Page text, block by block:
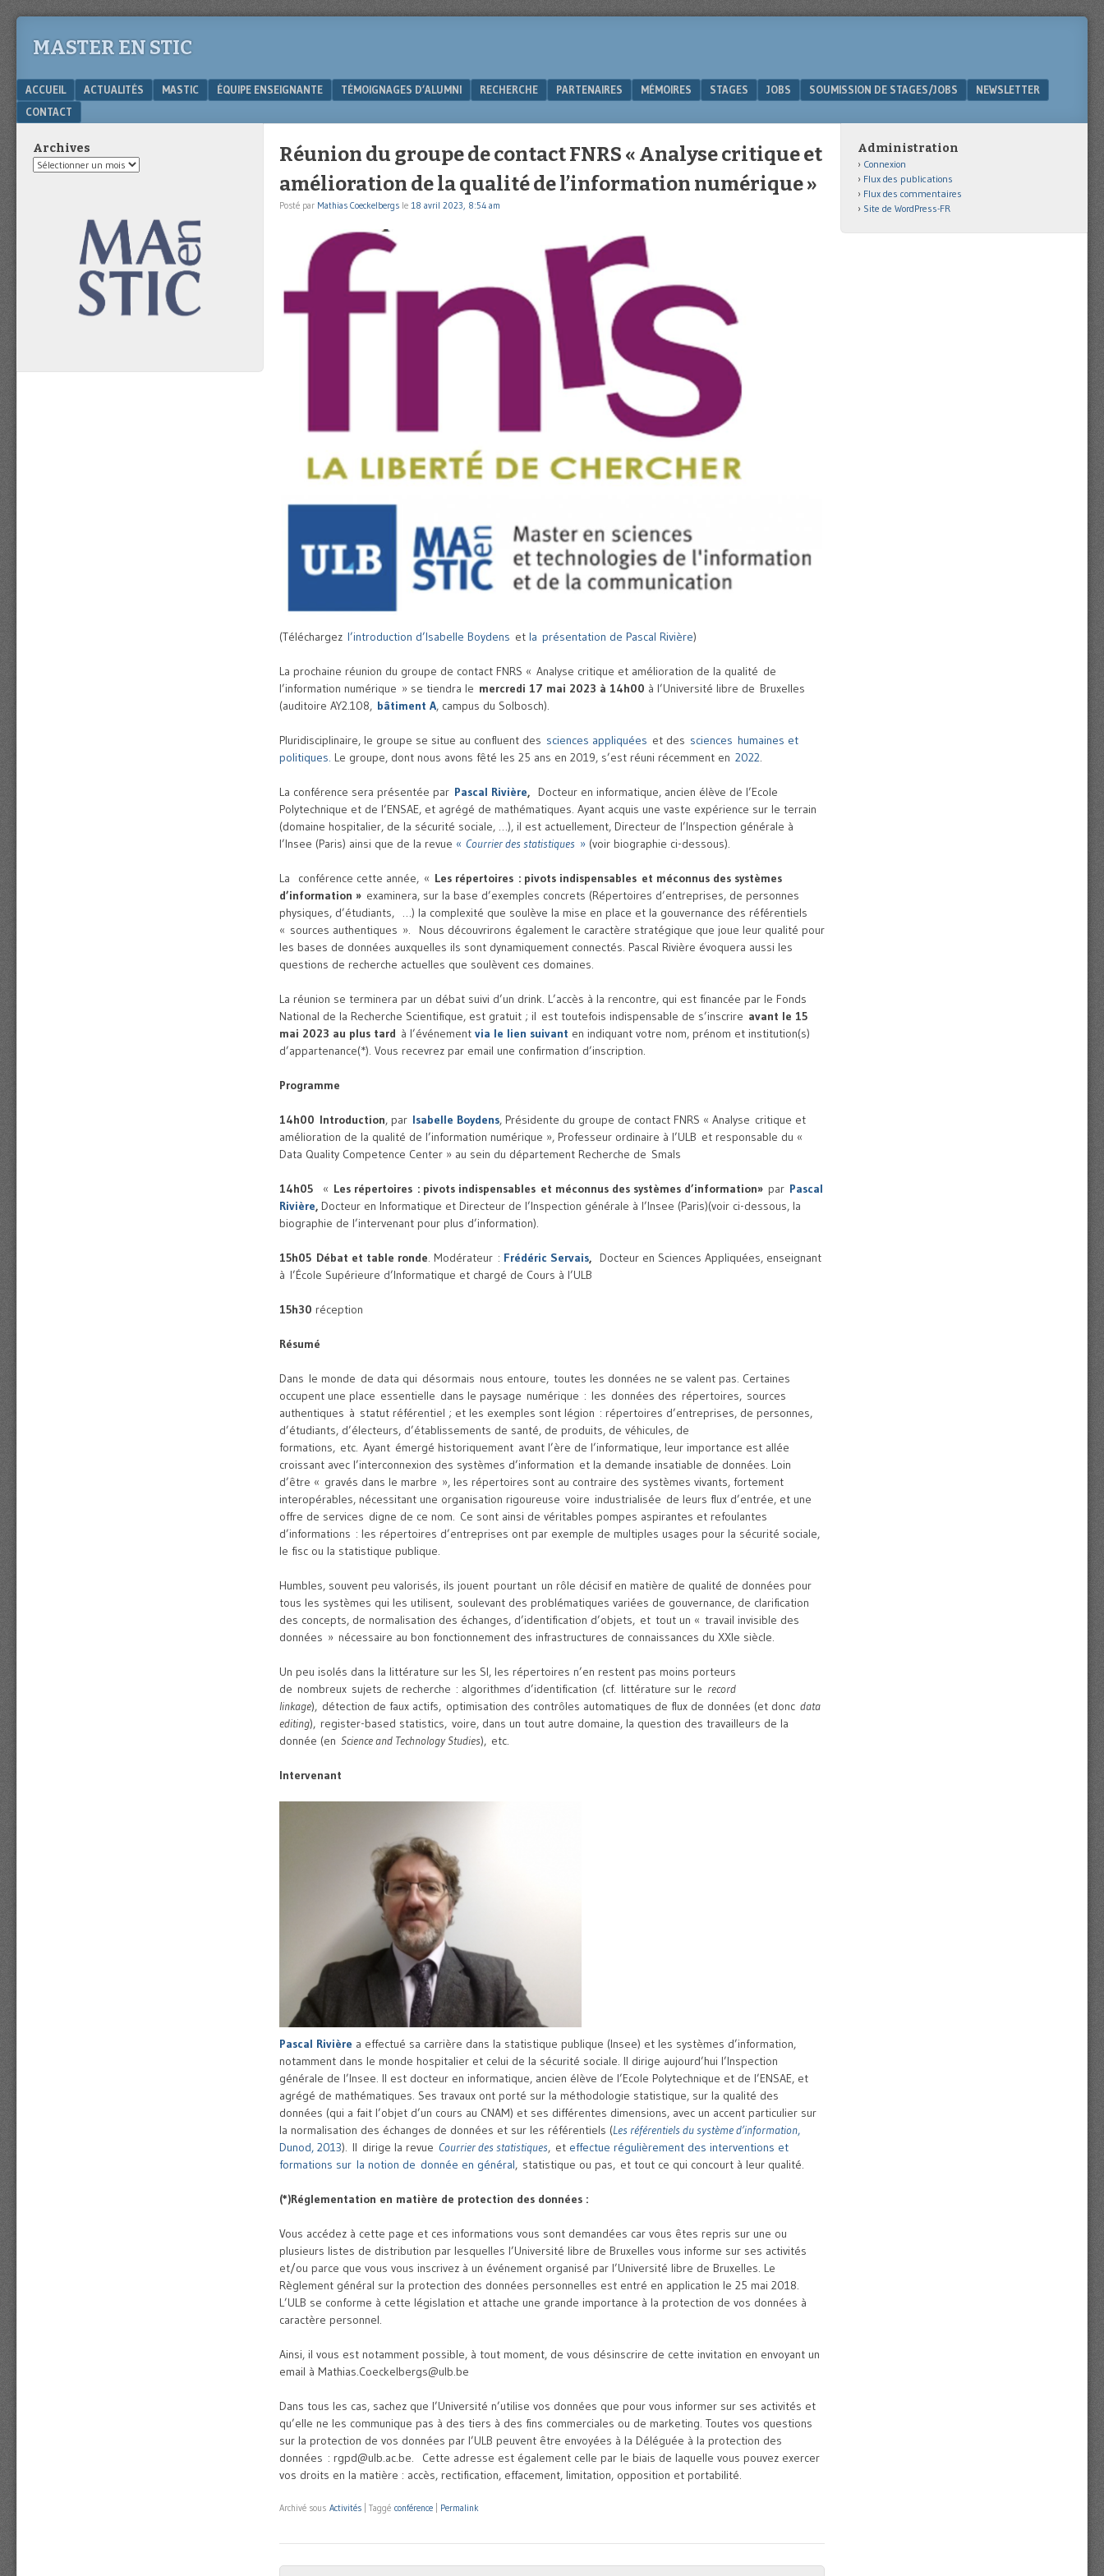
MASTER EN STIC
Menu
SKIP TO CONTENT
ACCUEIL ACTUALITÉS MASTIC ÉQUIPE ENSEIGNANTE TÉMOIGNAGES D’ALUMNI RECHERCHE PARTENAIRES MÉMOIRES STAGES JOBS SOUMISSION DE STAGES/JOBS
NEWSLETTER
CONTACT
Réunion du groupe de contact FNRS « Analyse critique et
amélioration de la qualité de l’information numérique »
Posté par Mathias Coeckelbergs le 18 avril 2023, 8:54 am
(Téléchargez l’introduction d’Isabelle Boydens et la présentation de Pascal Rivière)
La prochaine réunion du groupe de contact FNRS « Analyse critique et amélioration de la qualité de
l’information numérique » se tiendra le mercredi 17 mai 2023 à 14h00 à l’Université libre de Bruxelles
(auditoire AY2.108, bâtiment A, campus du Solbosch).
Pluridisciplinaire, le groupe se situe au confluent des sciences appliquées et des sciences humaines et
politiques. Le groupe, dont nous avons fêté les 25 ans en 2019, s’est réuni récemment en 2022.
La conférence sera présentée par Pascal Rivière, Docteur en informatique, ancien élève de l’Ecole
Polytechnique et de l’ENSAE, et agrégé de mathématiques. Ayant acquis une vaste expérience sur le terrain
(domaine hospitalier, de la sécurité sociale, …), il est actuellement, Directeur de l’Inspection générale à
l’Insee (Paris) ainsi que de la revue « Courrier des statistiques » (voir biographie ci-dessous).
La conférence cette année, « Les répertoires : pivots indispensables et méconnus des systèmes
d’information » examinera, sur la base d’exemples concrets (Répertoires d’entreprises, de personnes
physiques, d’étudiants, …) la complexité que soulève la mise en place et la gouvernance des référentiels
« sources authentiques ». Nous découvrirons également le caractère stratégique que joue leur qualité pour
les bases de données auxquelles ils sont dynamiquement connectés. Pascal Rivière évoquera aussi les
questions de recherche actuelles que soulèvent ces domaines.
La réunion se terminera par un débat suivi d’un drink. L’accès à la rencontre, qui est financée par le Fonds
National de la Recherche Scientifique, est gratuit ; il est toutefois indispensable de s’inscrire avant le 15
mai 2023 au plus tard à l’événement via le lien suivant en indiquant votre nom, prénom et institution(s)
d’appartenance(*). Vous recevrez par email une confirmation d’inscription.
Programme
14h00 Introduction, par Isabelle Boydens, Présidente du groupe de contact FNRS « Analyse critique et
amélioration de la qualité de l’information numérique », Professeur ordinaire à l’ULB et responsable du «
Data Quality Competence Center » au sein du département Recherche de Smals
14h05 « Les répertoires : pivots indispensables et méconnus des systèmes d’information» par Pascal
Rivière, Docteur en Informatique et Directeur de l’Inspection générale à l’Insee (Paris)(voir ci-dessous, la
biographie de l’intervenant pour plus d’information).
15h05 Débat et table ronde. Modérateur : Frédéric Servais,
Docteur en Sciences Appliquées, enseignant
à l’École Supérieure d’Informatique et chargé de Cours à l’ULB
15h30 réception
Résumé
Dans le monde de data qui désormais nous entoure, toutes les données ne se valent pas. Certaines
occupent une place essentielle dans le paysage numérique : les données des répertoires, sources
authentiques à statut référentiel ; et les exemples sont légion : répertoires d’entreprises, de personnes,
d’étudiants, d’électeurs, d’établissements de santé, de produits, de véhicules, de
formations, etc. Ayant émergé historiquement avant l’ère de l’informatique, leur importance est allée
croissant avec l’interconnexion des systèmes d’information et la demande insatiable de données. Loin
d’être « gravés dans le marbre », les répertoires sont au contraire des systèmes vivants, fortement
interopérables, nécessitant une organisation rigoureuse voire industrialisée de leurs flux d’entrée, et une
offre de services digne de ce nom. Ce sont ainsi de véritables pompes aspirantes et refoulantes
d’informations : les répertoires d’entreprises ont par exemple de multiples usages pour la sécurité sociale,
le fisc ou la statistique publique.
Humbles, souvent peu valorisés, ils jouent pourtant un rôle décisif en matière de qualité de données pour
tous les systèmes qui les utilisent, soulevant des problématiques variées de gouvernance, de clarification
des concepts, de normalisation des échanges, d’identification d’objets, et tout un « travail invisible des
données » nécessaire au bon fonctionnement des infrastructures de connaissances du XXIe siècle.
Un peu isolés dans la littérature sur les SI, les répertoires n’en restent pas moins porteurs
de nombreux sujets de recherche : algorithmes d’identification (cf. littérature sur le record
linkage), détection de faux actifs, optimisation des contrôles automatiques de flux de données (et donc data
editing), register-based statistics, voire, dans un tout autre domaine, la question des travailleurs de la
donnée (en Science and Technology Studies), etc.
Intervenant
Pascal Rivière a effectué sa carrière dans la statistique publique (Insee) et les systèmes d’information,
notamment dans le monde hospitalier et celui de la sécurité sociale. Il dirige aujourd’hui l’Inspection
générale de l’Insee. Il est docteur en informatique, ancien élève de l’Ecole Polytechnique et de l’ENSAE, et
agrégé de mathématiques. Ses travaux ont porté sur la méthodologie statistique, sur la qualité des
données (qui a fait l’objet d’un cours au CNAM) et ses différentes dimensions, avec un accent particulier sur
la normalisation des échanges de données et sur les référentiels (Les référentiels du système d’information,
Dunod, 2013). Il dirige la revue Courrier des statistiques, et effectue régulièrement des interventions et
formations sur la notion de donnée en général, statistique ou pas, et tout ce qui concourt à leur qualité.
(*)Réglementation en matière de protection des données :
Vous accédez à cette page et ces informations vous sont demandées car vous êtes repris sur une ou
plusieurs listes de distribution par lesquelles l’Université libre de Bruxelles vous informe sur ses activités
et/ou parce que vous vous inscrivez à un événement organisé par l’Université libre de Bruxelles. Le
Règlement général sur la protection des données personnelles est entré en application le 25 mai 2018.
L’ULB se conforme à cette législation et attache une grande importance à la protection de vos données à
caractère personnel.
Ainsi, il vous est notamment possible, à tout moment, de vous désinscrire de cette invitation en envoyant un
email à Mathias.Coeckelbergs@ulb.be
Dans tous les cas, sachez que l’Université n’utilise vos données que pour vous informer sur ses activités et
qu’elle ne les communique pas à des tiers à des fins commerciales ou de marketing. Toutes vos questions
sur la protection de vos données par l’ULB peuvent être envoyées à la Déléguée à la protection des
données : rgpd@ulb.ac.be. Cette adresse est également celle par le biais de laquelle vous pouvez exercer
vos droits en la matière : accès, rectification, effacement, limitation, opposition et portabilité.
Archivé sous Activités Taggé conférence Permalink
Archives
Archives
Administration
Connexion
Flux des publications
Flux des commentaires
Site de WordPress-FR